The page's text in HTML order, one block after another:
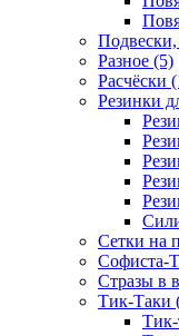
Разное (5)
Расчёски
Резинки
Сетки на
Софиста-
Стразы в
Тик-Таки
Тик-